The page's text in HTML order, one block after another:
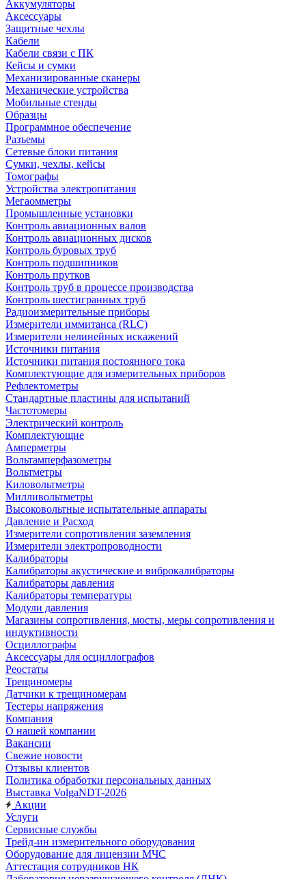
Аккумуляторы
Аксессуары
Защитные чехлы
Кабели
Кабели связи с ПК
Кейсы и сумки
Механизированные сканеры
Механические устройства
Мобильные стенды
Образцы
Программное обеспечение
Разъемы
Сетевые блоки питания
Сумки, чехлы, кейсы
Томографы
Устройства электропитания
Мегаомметры
Промышленные установки
Контроль авиационных валов
Контроль авиационных дисков
Контроль буровых труб
Контроль подшипников
Контроль прутков
Контроль труб в процессе производства
Контроль шестигранных труб
Радиоизмерительные приборы
Измерители иммитанса (RLC)
Измерители нелинейных искажений
Источники питания
Источники питания постоянного тока
Комплектующие для измерительных приборов
Рефлектометры
Стандартные пластины для испытаний
Частотомеры
Электрический контроль
Комплектующие
Амперметры
Вольтамперфазометры
Вольтметры
Киловольтметры
Милливольтметры
Высоковольтные испытательные аппараты
Давление и Расход
Измерители сопротивления заземления
Измерители электропроводности
Калибраторы
Калибраторы акустические и виброкалибраторы
Калибраторы давления
Калибраторы температуры
Модули давления
Магазины сопротивления, мосты, меры сопротивления и
индуктивности
Осциллографы
Аксессуары для осциллографов
Реостаты
Трещиномеры
Датчики к трещиномерам
Тестеры напряжения
Компания
О нашей компании
Вакансии
Свежие новости
Отзывы клиентов
Политика обработки персональных данных
Выставка VolgaNDT-2026
Акции
Услуги
Сервисные службы
Трейд-ин измерительного оборудования
Оборудование для лицензии МЧС
Аттестация сотрудников НК